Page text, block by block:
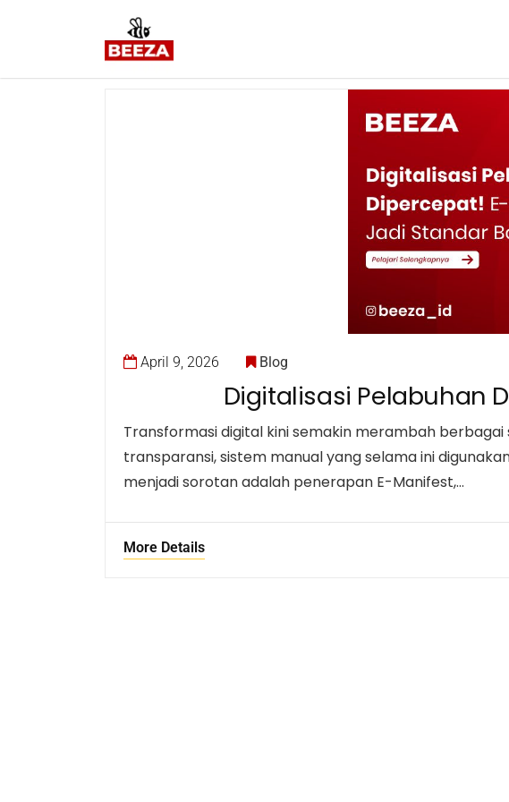
April 9, 2026 Blog
Digitalisasi Pelabuhan
Transformasi digital kini semakin merambah
transparansi, sistem manual yang selama ini
menjadi sorotan adalah penerapan E-Manifest,…
More Details